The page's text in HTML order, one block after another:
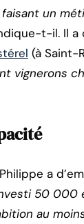
un
t-il. Il a
(à Saint-
vignerons
a
50 000
au